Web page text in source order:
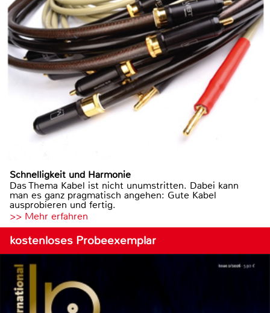
Schnelligkeit und Harmonie
Das Thema Kabel ist nicht unumstritten. Dabei kann
man es ganz pragmatisch angehen: Gute Kabel
ausprobieren und fertig.
>> Mehr erfahren
kostenloses Probeexemplar